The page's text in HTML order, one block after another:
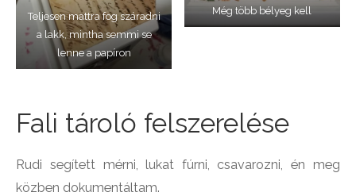
Teljesen mattra fog száradni
a lakk, mintha semmi se
lenne a papíron
Még több bélyeg kell
Fali tároló felszerelése
Rudi segített mérni, lukat fúrni, csavarozni, én meg
közben dokumentáltam.